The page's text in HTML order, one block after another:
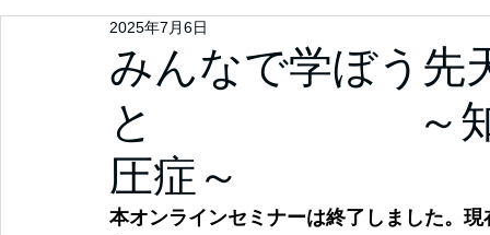
みんなで学ぼう先
と ～知って
圧症～
2025年7月6日
本オンラインセミナーは終了しました。